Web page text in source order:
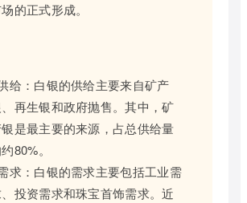
的正式形成。
给：白银的供给主要来自矿产
再生银和政府抛售。其中，矿
是最主要的来源，占总供给量
80%。
求：白银的需求主要包括工业需
投资需求和珠宝首饰需求。近